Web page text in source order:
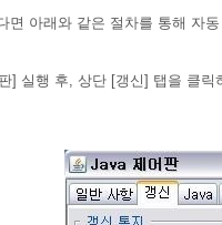
면 아래와 같은 절차를 통해 자
] 실행 후, 상단 [갱신] 탭을 클